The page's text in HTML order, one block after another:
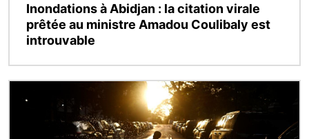
Inondations à Abidjan : la citation virale
prêtée au ministre Amadou Coulibaly est
introuvable